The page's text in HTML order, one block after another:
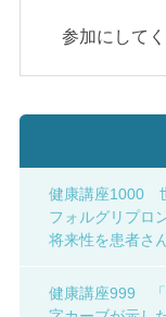
参加にしてく
健康講座1000
フォルグリプロ
将来性を患者さ
健康講座999 「